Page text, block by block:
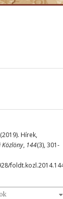
Hírek,
, 144(3), 301-